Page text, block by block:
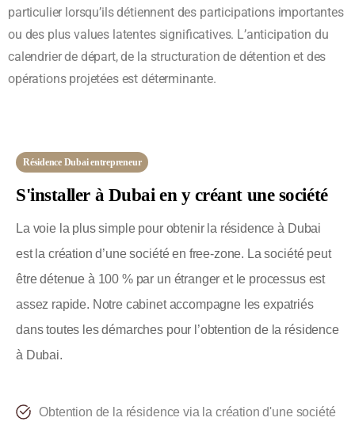
particulier lorsqu’ils détiennent des participations importantes
ou des plus values latentes significatives. L’anticipation du
calendrier de départ, de la structuration de détention et des
opérations projetées est déterminante.
Résidence Dubai entrepreneur
S'installer à Dubai en y créant une société
La voie la plus simple pour obtenir la résidence à Dubai
est la création d’une société en free-zone. La société peut
être détenue à 100 % par un étranger et le processus est
assez rapide. Notre cabinet accompagne les expatriés
dans toutes les démarches pour l’obtention de la résidence
à Dubai.
Obtention de la résidence via la création d'une société